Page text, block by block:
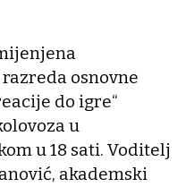
osnovne
do igre“
u
u 18 sati. Voditelj
akademski